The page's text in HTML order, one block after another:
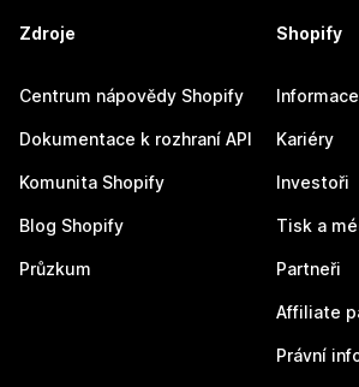
Zdroje
Centrum nápovědy Shopify
Dokumentace k rozhraní API
Komunita Shopify
Blog Shopify
Průzkum
Shopify
Informace
Kariéry
Investoři
Tisk a
Partneři
Affiliate
Právní